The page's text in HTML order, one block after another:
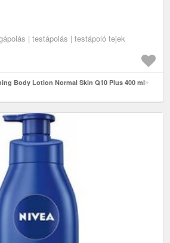
| testápolás | testápoló tejek
Body Lotion Normal Skin Q10 Plus 400 ml